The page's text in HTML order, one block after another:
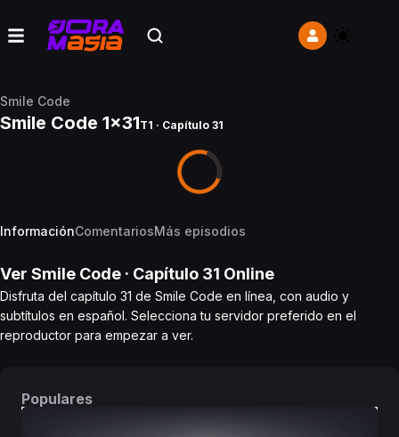
Smile Code
Smile Code 1x31T1 · Capítulo 31
InformaciónComentariosMás episodios
Ver Smile Code · Capítulo 31 Online
Disfruta del capítulo 31 de Smile Code en línea, con audio y
subtítulos en español. Selecciona tu servidor preferido en el
reproductor para empezar a ver.
Populares